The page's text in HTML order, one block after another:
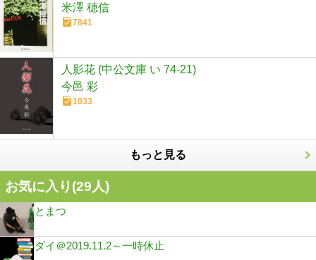
米澤 穂信
7841
人影花 (中公文庫 い 74-21)
今邑 彩
1033
もっと見る
お気に入り(29人)
とまつ
ダイ＠2019.11.2～一時休止